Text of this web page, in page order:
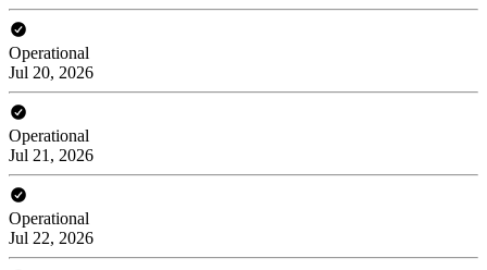
Operational
Jul 20, 2026
Operational
Jul 21, 2026
Operational
Jul 22, 2026